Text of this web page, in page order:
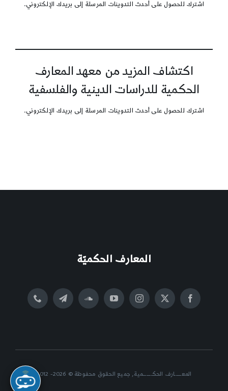
اشترك للحصول على أحدث التدوينات المرسلة إلى بريدك الإلكتروني.
اكتشاف المزيد من معهد المعارف
الحكمية للدراسات الدينية والفلسفية
اشترك للحصول على أحدث التدوينات المرسلة إلى بريدك الإلكتروني.
المعارف الحكميّة
المعــــــارف الحكــــــــمية, جميع الحقوق محفوظة © 2026- 2012